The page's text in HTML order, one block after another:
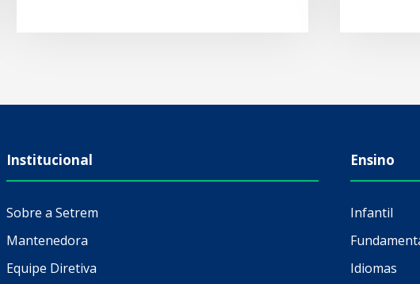
Institucional
Sobre a Setrem
Mantenedora
Equipe Diretiva
Ensino
Infantil
Idiomas